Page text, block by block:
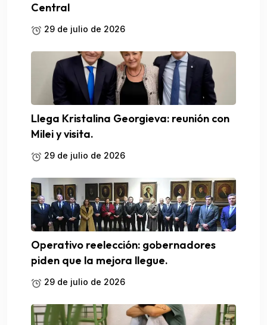
Central
29 de julio de 2026
Llega Kristalina Georgieva: reunión con
Milei y visita.
29 de julio de 2026
Operativo reelección: gobernadores
piden que la mejora llegue.
29 de julio de 2026